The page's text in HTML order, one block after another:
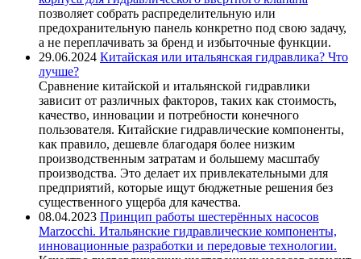
позволяет собрать распределительную или
предохранительную панель конкретно под свою задачу,
а не переплачивать за бренд и избыточные функции.
29.06.2024 Китайская или итальянская гидравлика? Что
лучше?
Сравнение китайской и итальянской гидравлики
зависит от различных факторов, таких как стоимость,
качество, инновации и потребности конечного
пользователя. Китайские гидравлические компоненты,
как правило, дешевле благодаря более низким
производственным затратам и большему масштабу
производства. Это делает их привлекательными для
предприятий, которые ищут бюджетные решения без
существенного ущерба для качества.
08.04.2023 Принцип работы шестерённых насосов
Marzocchi. Итальянские гидравлические компоненты,
инновационные разработки и передовые технологии.